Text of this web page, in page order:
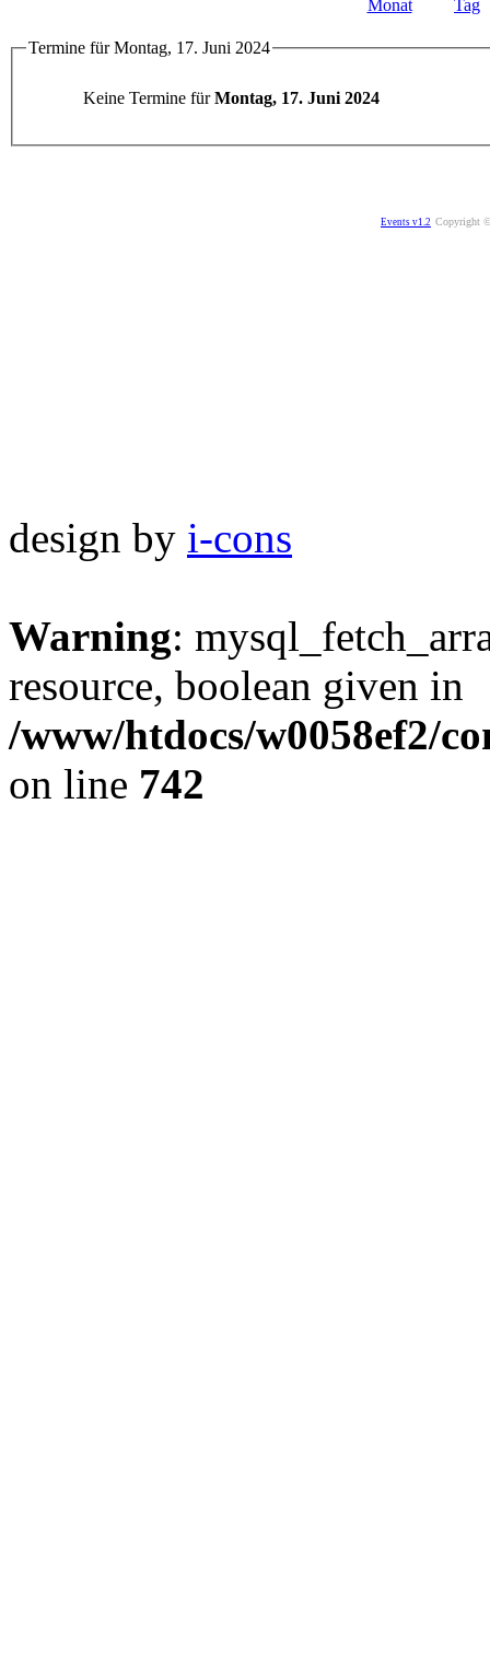
Termine für Montag, 17. Juni 2024
Keine Termine fürMontag, 17. Juni 2024
Events v1.2 Copyright
design by i-cons
Warning:
resource, boolean given in
/www/htdocs/w0058ef2/
on line 742